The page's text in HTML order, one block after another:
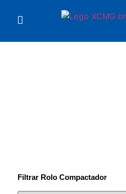
Filtrar Rolo Compactador